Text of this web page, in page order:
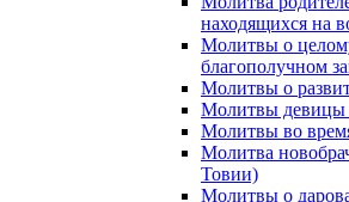
находящихся на
Молитвы о
благополучном
Молитвы о
Молитвы девицы
Молитвы во
Молитва
Товии)
Молитвы о